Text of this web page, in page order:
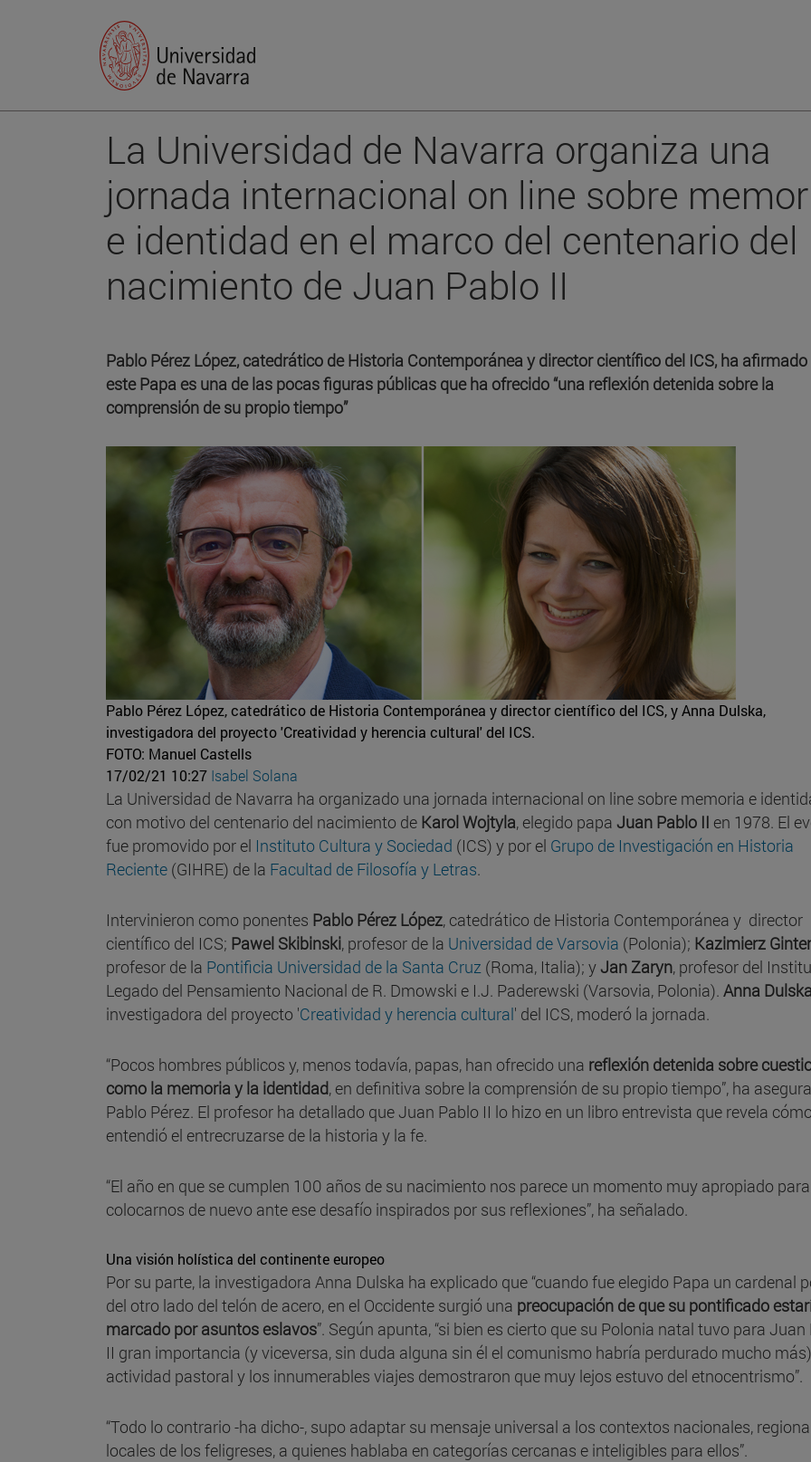
La Universidad de Navarra organiza una
jornada internacional on line sobre
e identidad en el marco del centenario del
nacimiento de Juan Pablo II
Pablo Pérez López, catedrático de Historia Contemporánea y director científico del ICS, ha afirmado
este Papa es una de las pocas figuras públicas que ha ofrecido “una reflexión detenida sobre la
comprensión de su propio tiempo”
Pablo Pérez López, catedrático de Historia Contemporánea y director científico del ICS, y Anna Dulska,
investigadora del proyecto 'Creatividad y herencia cultural' del ICS.
FOTO: Manuel Castells
17/02/21 10:27 Isabel Solana
La Universidad de Navarra ha organizado una jornada internacional on line sobre memoria e
con motivo del centenario del nacimiento de Karol Wojtyla, elegido papa Juan Pablo II en 1978. El
fue promovido por el Instituto Cultura y Sociedad (ICS) y por el Grupo de Investigación en Historia
Reciente (GIHRE) de la Facultad de Filosofía y Letras.
Intervinieron como ponentes Pablo Pérez López, catedrático de Historia Contemporánea y director
científico del ICS; Pawel Skibinski, profesor de la Universidad de Varsovia (Polonia); Kazimierz Ginter
profesor de la Pontificia Universidad de la Santa Cruz (Roma, Italia); yJan Zaryn, profesor del
Legado del Pensamiento Nacional de R. Dmowski e I.J. Paderewski (Varsovia, Polonia). Anna
investigadora del proyecto 'Creatividad y herencia cultural' del ICS, moderó la jornada.
“Pocos hombres públicos y, menos todavía, papas, han ofrecido una reflexión detenida sobre
como la memoria y la identidad, en definitiva sobre la comprensión de su propio tiempo”, ha
Pablo Pérez. El profesor ha detallado que Juan Pablo II lo hizo en un libro entrevista que revela
entendió el entrecruzarse de la historia y la fe.
“El año en que se cumplen 100 años de su nacimiento nos parece un momento muy apropiado para
colocarnos de nuevo ante ese desafío inspirados por sus reflexiones”, ha señalado.
Una visión holística del continente europeo
Por su parte, la investigadora Anna Dulska ha explicado que “cuando fue elegido Papa un cardenal
del otro lado del telón de acero, en el Occidente surgió una preocupación de que su pontificado
marcado por asuntos eslavos”. Según apunta, “si bien es cierto que su Polonia natal tuvo para Juan
II gran importancia (y viceversa, sin duda alguna sin él el comunismo habría perdurado mucho
actividad pastoral y los innumerables viajes demostraron que muy lejos estuvo del etnocentrismo”.
“Todo lo contrario -ha dicho-, supo adaptar su mensaje universal a los contextos nacionales,
locales de los feligreses, a quienes hablaba en categorías cercanas e inteligibles para ellos”.